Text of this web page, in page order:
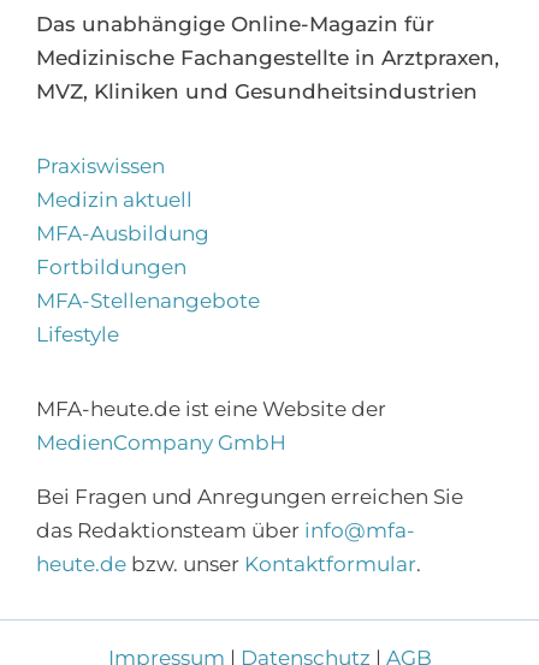
Das unabhängige Online-Magazin für
Medizinische Fachangestellte in Arztpraxen,
MVZ, Kliniken und Gesundheitsindustrien
Praxiswissen
Medizin aktuell
MFA-Ausbildung
Fortbildungen
MFA-Stellenangebote
Lifestyle
MFA-heute.de ist eine Website der
MedienCompany GmbH
Bei Fragen und Anregungen erreichen Sie
das Redaktionsteam über info@mfa-
heute.debzw. unser Kontaktformular.
Impressum | Datenschutz | AGB
Abonnieren Sie den
MFA-Newsletter!
Zur Anmeldung